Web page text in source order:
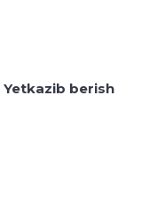
Yetkazib berish